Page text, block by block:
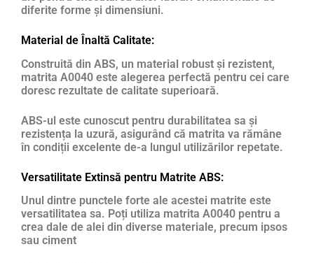
diferite forme și dimensiuni.
Material de Înaltă Calitate:
Construită din ABS, un material robust și rezistent,
matrita A0040 este alegerea perfectă pentru cei care
doresc rezultate de calitate superioară.
ABS-ul este cunoscut pentru durabilitatea sa și
rezistența la uzură, asigurând că matrita va rămâne
în condiții excelente de-a lungul utilizărilor repetate.
Versatilitate Extinsă pentru Matrite ABS:
Unul dintre punctele forte ale acestei matrite este
versatilitatea sa. Poți utiliza matrita A0040 pentru a
crea dale de alei din diverse materiale, precum ipsos
sau ciment